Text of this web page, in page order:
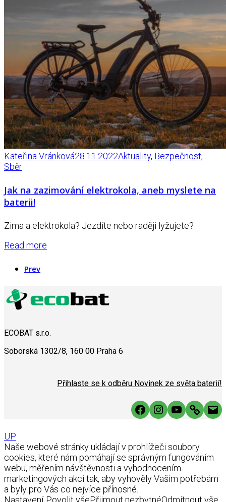
Kateřina Vránková28.11.2022Aktuality, Bezpečnost,
Sběr
Jak na zazimování elektrokola, aneb myslete na
baterii!
Zima a elektrokola? Jezdíte nebo raději lyžujete?
Read more
Prev
ECOBAT s.r.o.
Soborská 1302/8, 160 00 Praha 6
Přihlaste se k odběru Novinek ze světa baterií!
Facebook
Instagram
YouTube
Link
UP
Naše webové stránky ukládají v prohlížeči soubory
cookies, které nám pomáhají se správným fungováním
webu, měřením návštěvnosti a vyhodnocením
marketingových akcí tak, aby vyhověly Vašim potřebám
a byly pro Vás co nejvíce přínosné.